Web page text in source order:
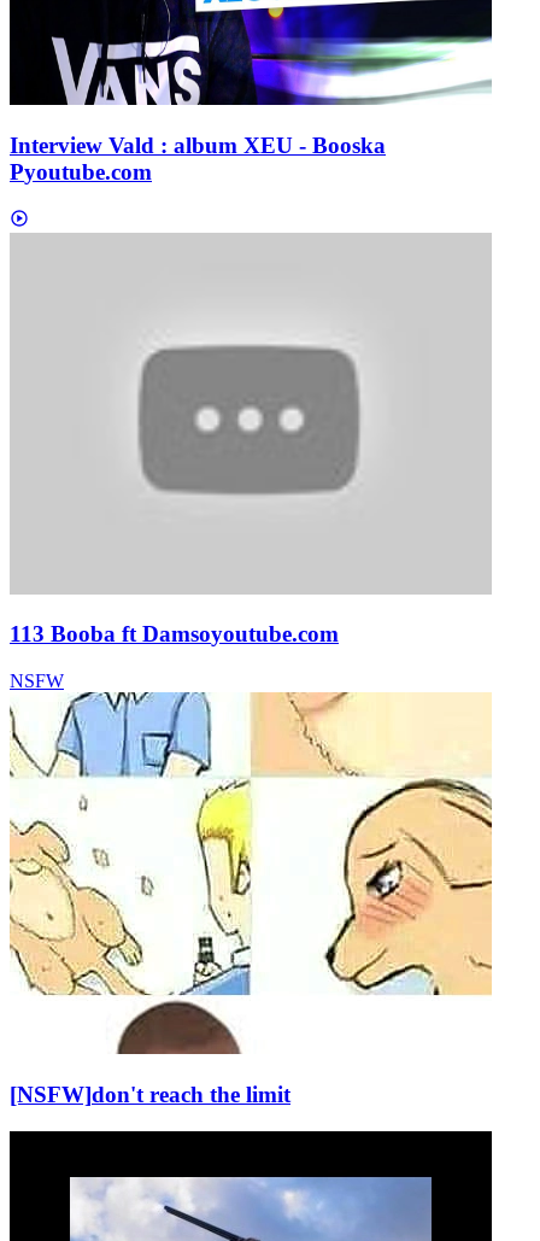
Interview Vald : album XEU - Booska
Pyoutube.com
113 Booba ft Damsoyoutube.com
NSFW
[NSFW]don't reach the limit